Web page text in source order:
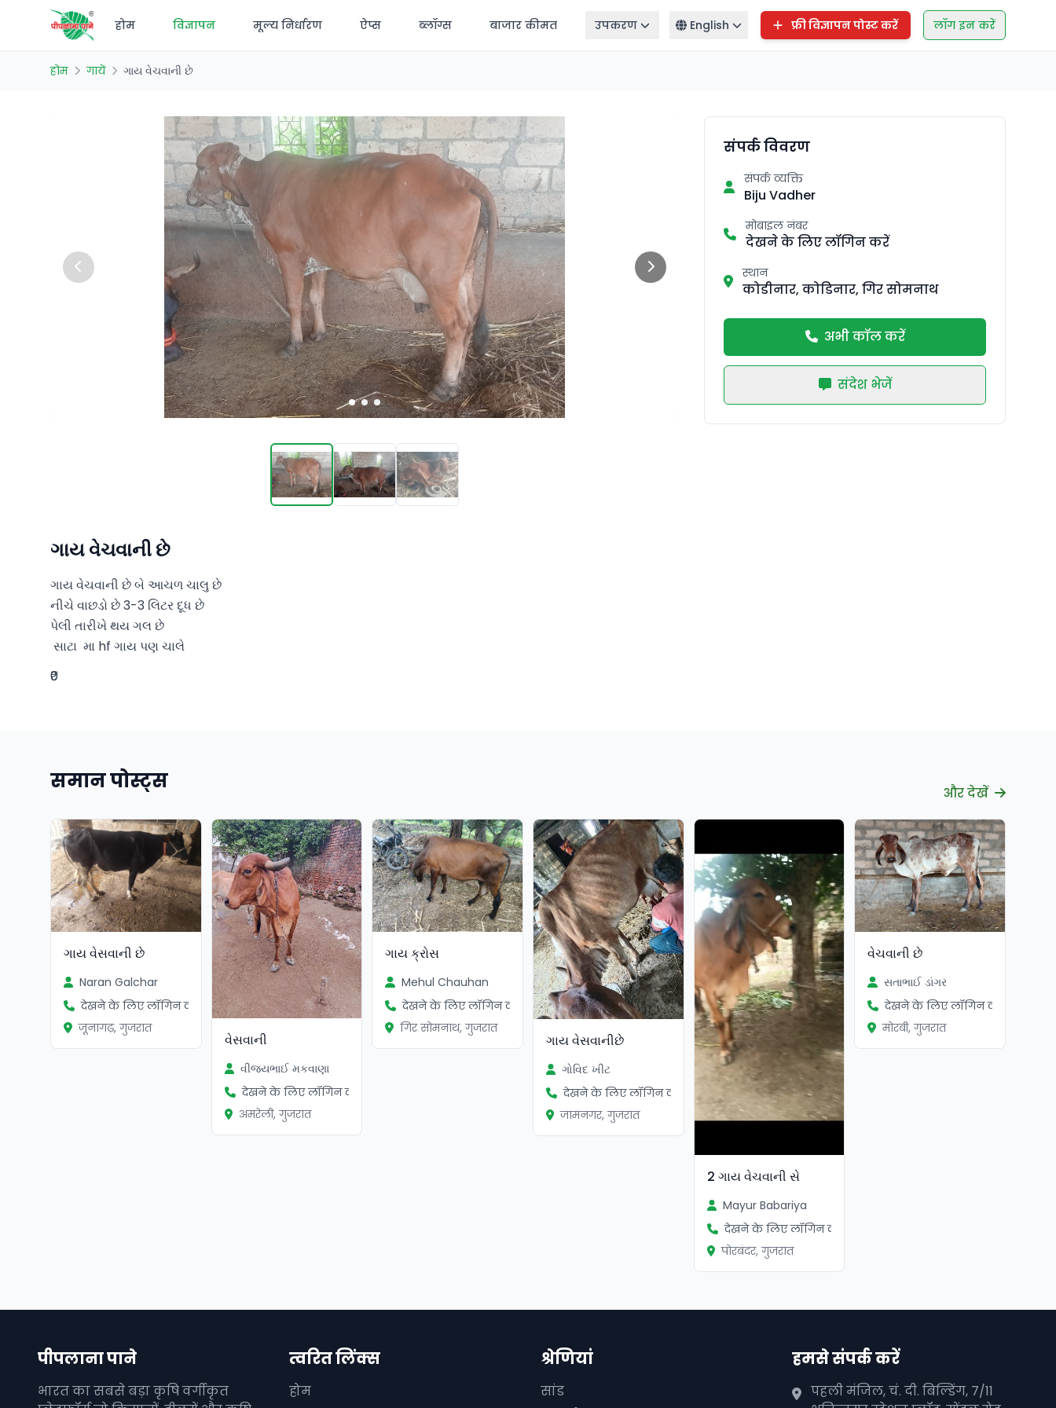
होम विज्ञापन मूल्य निर्धारण ऐप्स ब्लॉग्स बाजार कीमत उपकरण English फ्री विज्ञापन पोस्ट करें लॉग इन करें
होम गायें ગાય વેચવાની છે
ગાય વેચવાની છે
ગાય વેચવાની છે બે આચળ ચાલુ છે
નીચે વાછડો છે 3-3 લિટર દૂધ છે
પેલી તારીખે થય ગલ છે
સાટા  મા hf ગાય પણ ચાલે
₹0
संपर्क विवरण
संपर्क व्यक्ति
Biju Vadher
मोबाइल नंबर
देखने के लिए लॉगिन करें
स्थान
कोडीनार, कोडिनार, गिर सोमनाथ
अभी कॉल करें
संदेश भेजें
समान पोस्ट्स और देखें
ગાય વેસવાની છે
Naran Galchar
देखने के लिए लॉगिन करें
जूनागढ़, गुजरात
વેસવાની
વીજયભાઈ મકવાણા
देखने के लिए लॉगिन करें
अमरेली, गुजरात
ગાય ક્રોસ
Mehul Chauhan
देखने के लिए लॉगिन करें
गिर सोमनाथ, गुजरात
ગાય વેસવાનીછે
ગોવિદ ખીટ
देखने के लिए लॉगिन करें
जामनगर, गुजरात
2 ગાય વેચવાની સે
Mayur Babariya
देखने के लिए लॉगिन करें
पोरबंदर, गुजरात
વેચવાની છે
સતાભાઈ ડાંગર
देखने के लिए लॉगिन करें
मोरबी, गुजरात
पीपलाना पाने
भारत का सबसे बड़ा कृषि वर्गीकृत
त्वरित लिंक्स
होम
श्रेणियां
सांड
हमसे संपर्क करें
पहली मंजिल, चं. दी. बिल्डिंग, 7/11